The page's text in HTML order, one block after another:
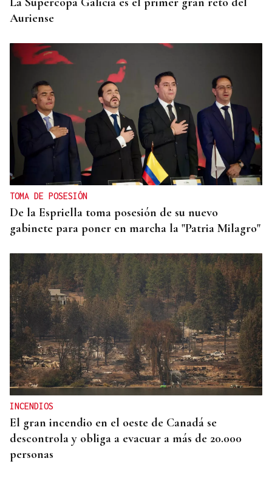
Auriense
TOMA DE POSESIÓN
De la Espriella toma posesión de su nuevo
gabinete para poner en marcha la "Patria Milagro"
INCENDIOS
El gran incendio en el oeste de Canadá se
descontrola y obliga a evacuar a más de 20.000
personas